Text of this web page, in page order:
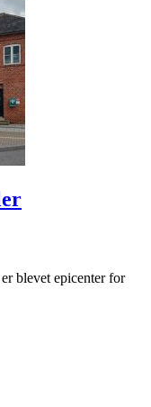
blevet epicenter for